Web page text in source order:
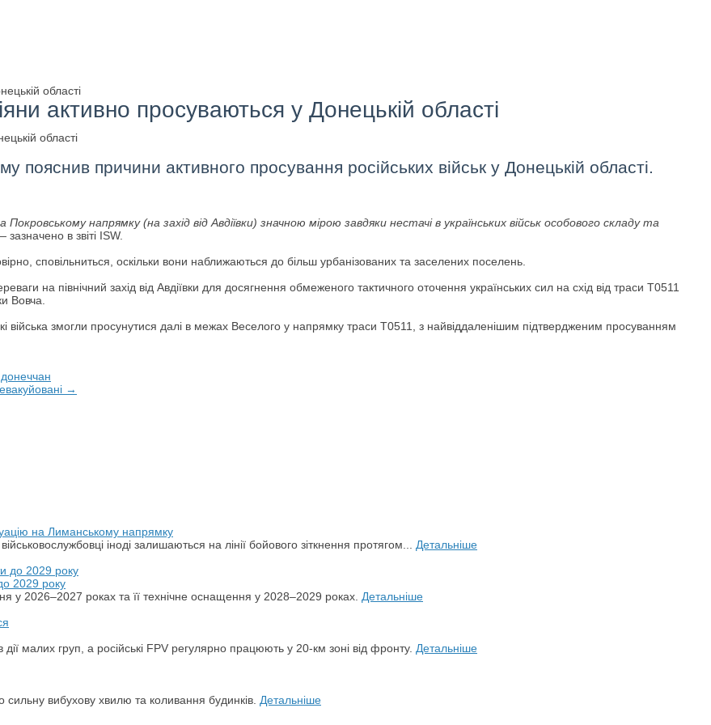
області
активно просуваються у Донецькій області
пояснив причини активного просування російських військ у Донецькій області.
напрямку (на захід від Авдіївки) значною мірою завдяки нестачі в українських військ особового складу та
зазначено в звіті ISW.
сповільниться, оскільки вони наближаються до більш урбанізованих та заселених поселень.
на північний захід від Авдіївки для досягнення обмеженого тактичного оточення українських сил на схід від траси Т0511
Вовча.
війська змогли просунутися далі в межах Веселого у напрямку траси Т0511, з найвіддаленішим підтвердженим просуванням
→
на Лиманському напрямку
іноді залишаються на лінії бойового зіткнення протягом... Детальніше
2029 року
у 2026–2027 роках та її технічне оснащення у 2028–2029 роках. Детальніше
дії малих груп, а російські FPV регулярно працюють у 20-км зоні від фронту. Детальніше
сильну вибухову хвилю та коливання будинків. Детальніше